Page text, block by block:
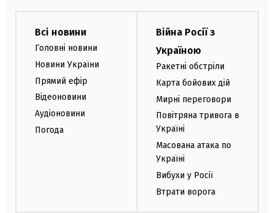
Всі новини
Головні новини
Новини України
Прямий ефір
Відеоновини
Аудіоновини
Погода
Війна Росії з
Україною
Ракетні обстріли
Карта бойових дій
Мирні переговори
Повітряна тривога в
Україні
Масована атака по
Україні
Вибухи у Росії
Втрати ворога